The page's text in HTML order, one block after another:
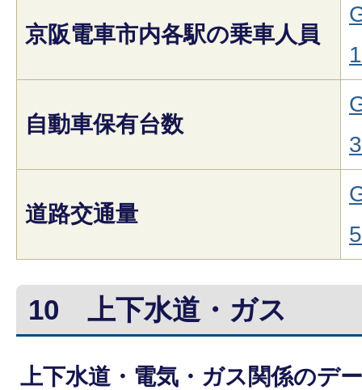
京阪電車市内各駅の乗車人員
自動車保有台数
道路交通量
10 上下水道・ガス
上下水道・電気・ガス関係のデ